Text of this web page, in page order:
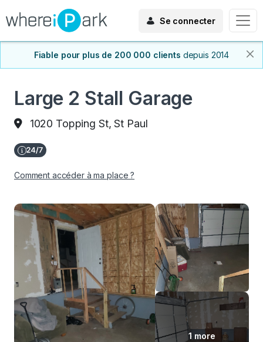
Se connecter
Fiable pour plus de 200 000 clients depuis 2014
Large 2 Stall Garage
1020 Topping St, St Paul
Comment accéder à ma place ?
1 more